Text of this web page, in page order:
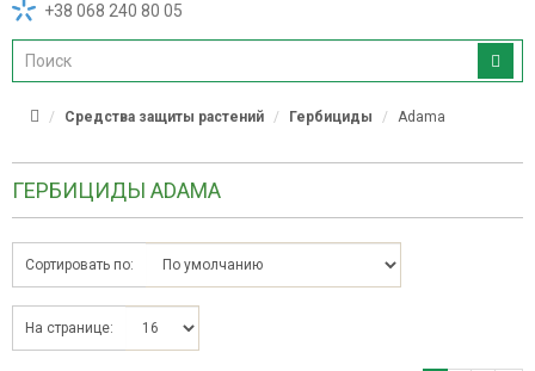
+38 068 240 80 05
Средства защиты растений Гербициды Adama
ГЕРБИЦИДЫ ADAMA
Сортировать по:
На странице: